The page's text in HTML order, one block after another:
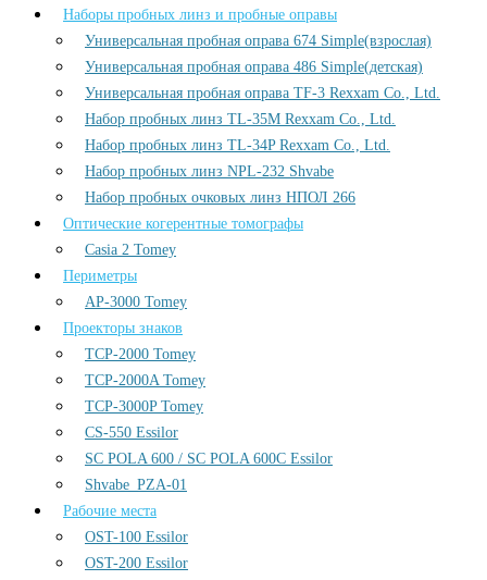
Наборы пробных линз и пробные оправы
Универсальная пробная оправа 674 Simple(взрослая)
Универсальная пробная оправа 486 Simple(детская)
Универсальная пробная оправа TF-3 Rexxam Co., Ltd.
Набор пробных линз TL-35M Rexxam Co., Ltd.
Набор пробных линз TL-34P Rexxam Co., Ltd.
Набор пробных линз NPL-232 Shvabe
Набор пробных очковых линз НПОЛ 266
Оптические когерентные томографы
Casia 2 Tomey
Периметры
AP-3000 Tomey
Проекторы знаков
TCP-2000 Tomey
TCP-2000A Tomey
TCP-3000P Tomey
CS-550 Essilor
SC POLA 600 / SC POLA 600С Essilor
Shvabe_PZA-01
Рабочие места
OST-100 Essilor
OST-200 Essilor